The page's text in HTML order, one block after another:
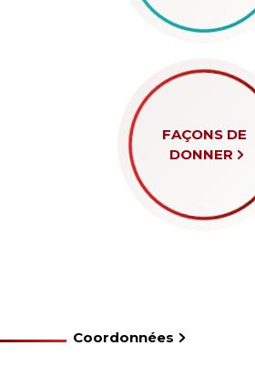
FAÇONS DE
DONNER
Coordonnées